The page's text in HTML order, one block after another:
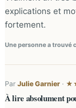
explications et
fortement.
Une personne a trouvé
Par Julie Garnier ·
À lire absolument